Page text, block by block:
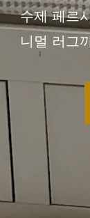
수제 페르
니멀 러그